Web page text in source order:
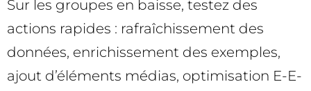
Sur les groupes en baisse, testez des
actions rapides : rafraîchissement des
données, enrichissement des exemples,
ajout d’éléments médias, optimisation E-E-